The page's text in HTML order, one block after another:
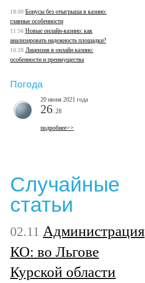
18:00 Бонусы без отыгрыша в казино:
главные особенности
11:56 Новые онлайн-казино: как
анализировать надежность площадки?
10:28 Лицензия в онлайн казино:
особенности и преимущества
Погода
20 июня 2021 года
26 ..28
подробнее>>
Случайные
статьи
02.11 Администрация
КО: во Льгове
Курской области